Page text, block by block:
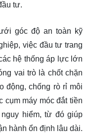
tư.
góc độ an toàn kỹ
việc đầu tư trang
hệ thống áp lực lớn
vai trò là chốt chặn
động, chống rò rỉ môi
cụm máy móc đắt tiền
hiểm, từ đó giúp
hành ổn định lâu dài.